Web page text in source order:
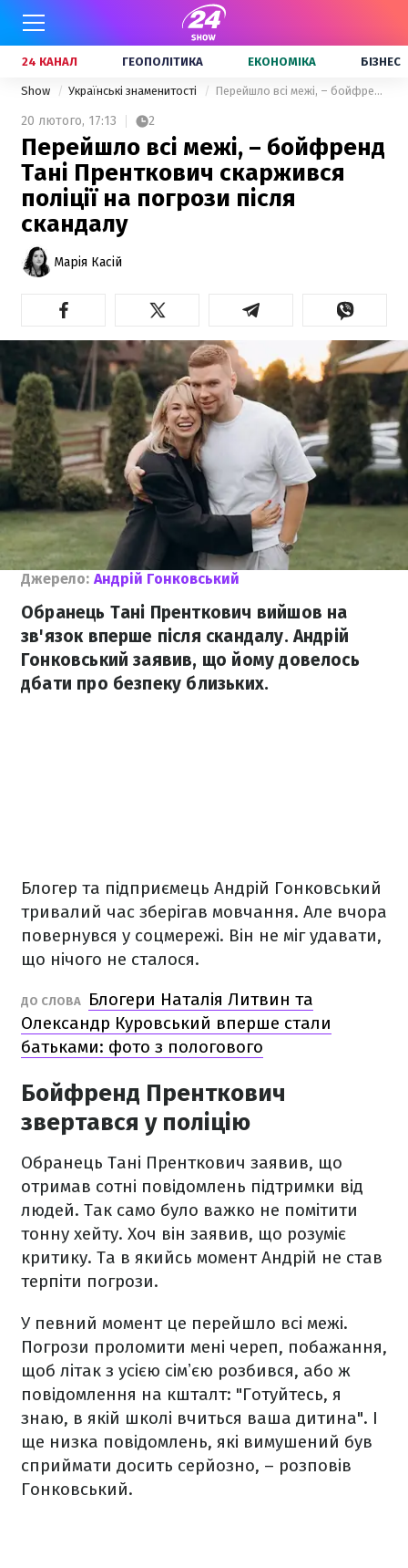
24 КАНАЛ ГЕОПОЛІТИКА ЕКОНОМІКА БІЗНЕС
Show Українські знаменитості Перейшло всі межі, – бойфренд Тані Пренткович скаржився поліції на погрози після скандалу
20 лютого, 17:13 2
Перейшло всі межі, – бойфренд
Тані Пренткович скаржився
поліції на погрози після
скандалу
Марія Касій
Джерело: Андрій Гонковський
Обранець Тані Пренткович вийшов на
зв'язок вперше після скандалу. Андрій
Гонковський заявив, що йому довелось
дбати про безпеку близьких.
Блогер та підприємець Андрій Гонковський
тривалий час зберігав мовчання. Але вчора
повернувся у соцмережі. Він не міг удавати,
що нічого не сталося.
ДО СЛОВА
Блогери Наталія Литвин та
Олександр Куровський вперше стали
батьками: фото з пологового
Бойфренд Пренткович
звертався у поліцію
Обранець Тані Пренткович заявив, що
отримав сотні повідомлень підтримки від
людей. Так само було важко не помітити
тонну хейту. Хоч він заявив, що розуміє
критику. Та в якийсь момент Андрій не став
терпіти погрози.
У певний момент це перейшло всі межі.
Погрози проломити мені череп, побажання,
щоб літак з усією сімʼєю розбився, або ж
повідомлення на кшталт: "Готуйтесь, я
знаю, в якій школі вчиться ваша дитина". І
ще низка повідомлень, які вимушений був
сприймати досить серйозно, – розповів
Гонковський.